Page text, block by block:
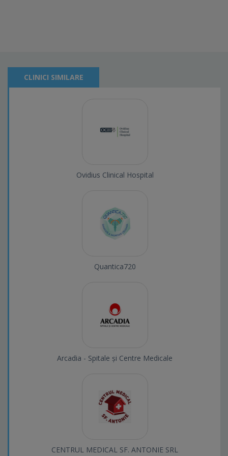
CLINICI SIMILARE
Ovidius Clinical Hospital
Quantica720
Arcadia - Spitale și Centre Medicale
CENTRUL MEDICAL SF. ANTONIE SRL